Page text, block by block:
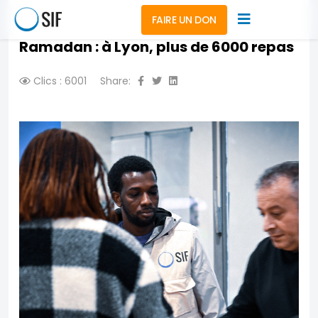
FAIRE UN DON
Ramadan : à Lyon, plus de 6000 repas
Clics : 6001 Share: